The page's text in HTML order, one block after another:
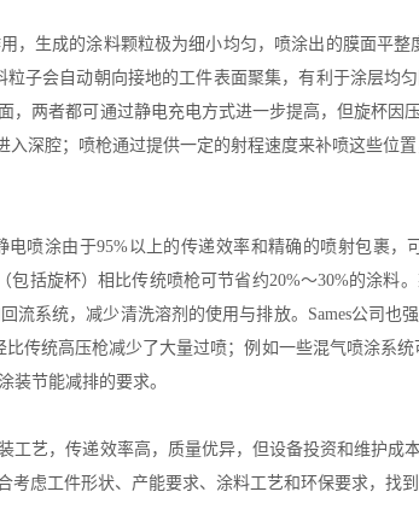
，生成的涂料颗粒极为细小均匀，喷涂出的膜面平
子会自动朝向接地的工件表面聚集，有利于涂层均
，两者都可通过静电充电方式进一步提高，但旋杯
深腔；喷枪通过提供一定的射程速度来补喷这些位
喷涂由于95%以上的传递效率和精确的喷射包裹
括旋杯）相比传统喷枪可节省约20%～30%的涂料
流系统，减少清洗溶剂的使用与排放。Sames公司
传统高压枪减少了大量过喷；例如一些混气喷涂系
装节能减排的要求。
工艺，传递效率高，质量优异，但设备投资和维护
虑工件形状、产能要求、涂料工艺和环保要求，找到